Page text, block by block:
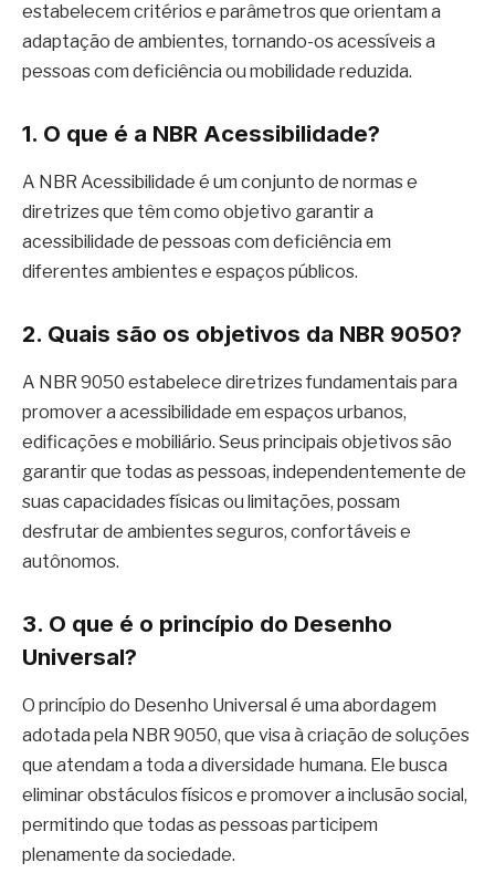
estabelecem critérios e parâmetros que orientam a
adaptação de ambientes, tornando-os acessíveis a
pessoas com deficiência ou mobilidade reduzida.
1. O que é a NBR Acessibilidade?
A NBR Acessibilidade é um conjunto de normas e
diretrizes que têm como objetivo garantir a
acessibilidade de pessoas com deficiência em
diferentes ambientes e espaços públicos.
2. Quais são os objetivos da NBR 9050?
A NBR 9050 estabelece diretrizes fundamentais para
promover a acessibilidade em espaços urbanos,
edificações e mobiliário. Seus principais objetivos são
garantir que todas as pessoas, independentemente de
suas capacidades físicas ou limitações, possam
desfrutar de ambientes seguros, confortáveis e
autônomos.
3. O que é o princípio do Desenho
Universal?
O princípio do Desenho Universal é uma abordagem
adotada pela NBR 9050, que visa à criação de soluções
que atendam a toda a diversidade humana. Ele busca
eliminar obstáculos físicos e promover a inclusão social,
permitindo que todas as pessoas participem
plenamente da sociedade.